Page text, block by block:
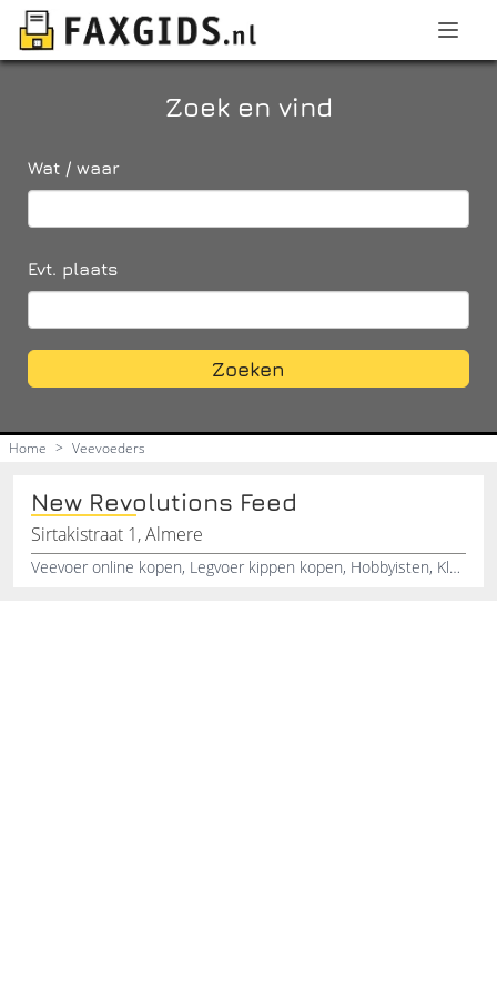
Zoek en vind
Wat / waar
Evt. plaats
Zoeken
Home > Veevoeders
New Revolutions Feed
Sirtakistraat 1, Almere
Veevoer online kopen, Legvoer kippen kopen, Hobbyisten, Kleine boeren, Buitenlandse boeren, Kuikenkruim